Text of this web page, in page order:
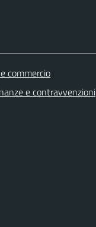
commercio
e contravvenzioni